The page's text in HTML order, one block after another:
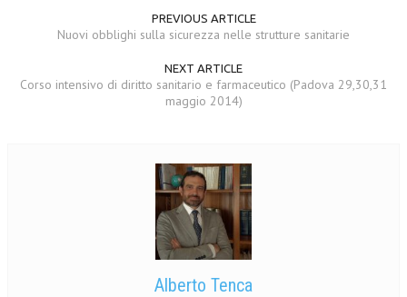
PREVIOUS ARTICLE
Nuovi obblighi sulla sicurezza nelle strutture sanitarie
NEXT ARTICLE
Corso intensivo di diritto sanitario e farmaceutico (Padova 29,30,31
maggio 2014)
Alberto Tenca